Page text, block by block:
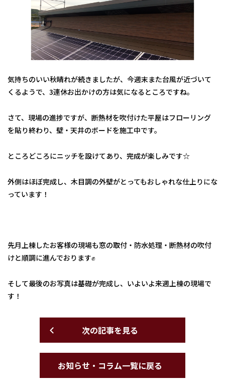
気持ちのいい秋晴れが続きましたが、今週末また台風が近づいて
くるようで、3連休お出かけの方は気になるところですね。
さて、現場の進捗ですが、断熱材を吹付けた平屋はフローリング
を貼り終わり、壁・天井のボードを施工中です。
ところどころにニッチを設けてあり、完成が楽しみです☆
外側はほぼ完成し、木目調の外壁がとってもおしゃれな仕上りにな
っています！
先月上棟したお客様の現場も窓の取付・防水処理・断熱材の吹付
けと順調に進んでおります✊
そして最後のお写真は基礎が完成し、いよいよ来週上棟の現場で
す！
次の記事を見る
お知らせ・コラム一覧に戻る